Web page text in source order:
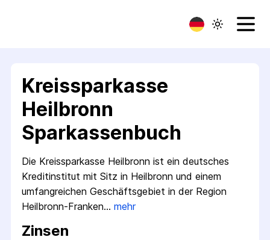
Kreissparkasse
Heilbronn
Sparkassenbuch
Die Kreissparkasse Heilbronn ist ein deutsches
Kreditinstitut mit Sitz in Heilbronn und einem
umfangreichen Geschäftsgebiet in der Region
Heilbronn-Franken… mehr
Zinsen